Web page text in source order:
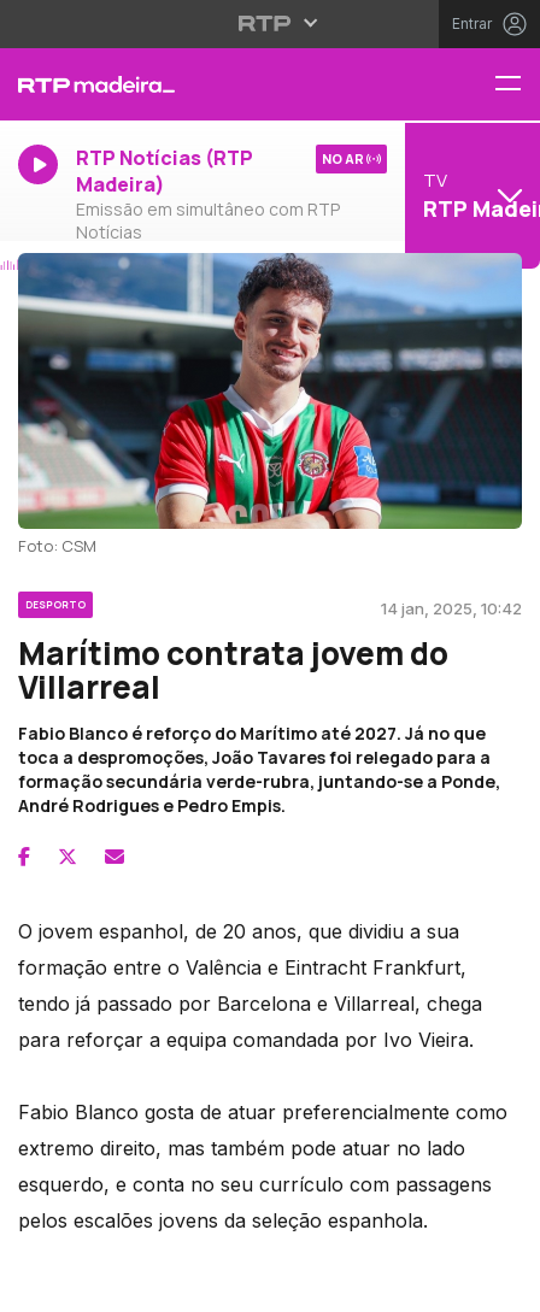
Entrar
RTP Notícias (RTP
Madeira)
Emissão em simultâneo com RTP
Notícias
NO AR
TV
RTP
Foto: CSM
DESPORTO 14 jan, 2025, 10:42
Marítimo contrata jovem do
Villarreal
Fabio Blanco é reforço do Marítimo até 2027. Já no que
toca a despromoções, João Tavares foi relegado para a
formação secundária verde-rubra, juntando-se a Ponde,
André Rodrigues e Pedro Empis.
O jovem espanhol, de 20 anos, que dividiu a sua
formação entre o Valência e Eintracht Frankfurt,
tendo já passado por Barcelona e Villarreal, chega
para reforçar a equipa comandada por Ivo Vieira.
Fabio Blanco gosta de atuar preferencialmente como
extremo direito, mas também pode atuar no lado
esquerdo, e conta no seu currículo com passagens
pelos escalões jovens da seleção espanhola.